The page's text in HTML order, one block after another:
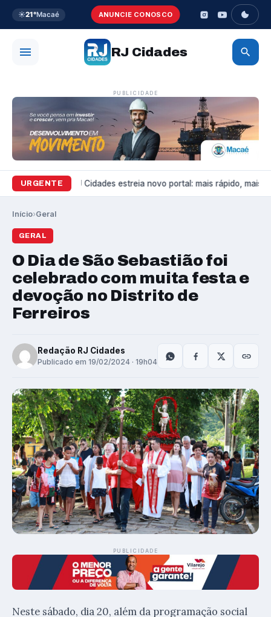
☀️21°Macaé ANUNCIE CONOSCO
RJ Cidades
PUBLICIDADE
URGENTE
Variedades RJ Cidades estreia novo portal: mais rápido, mais
Início›Geral
GERAL
O Dia de São Sebastião foi
celebrado com muita festa e
devoção no Distrito de
Ferreiros
Redação RJ Cidades
Publicado em 19/02/2024 · 19h04
PUBLICIDADE
Neste sábado, dia 20, além da programação social